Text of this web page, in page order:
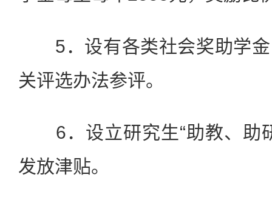
5．设有各类社会奖助学金
关评选办法参评。
6．设立研究生“助教、助
发放津贴。